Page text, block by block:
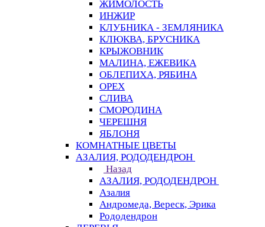
ЖИМОЛОСТЬ
ИНЖИР
КЛУБНИКА - ЗЕМЛЯНИКА
КЛЮКВА, БРУСНИКА
КРЫЖОВНИК
МАЛИНА, ЕЖЕВИКА
ОБЛЕПИХА, РЯБИНА
ОРЕХ
СЛИВА
СМОРОДИНА
ЧЕРЕШНЯ
ЯБЛОНЯ
КОМНАТНЫЕ ЦВЕТЫ
АЗАЛИЯ, РОДОДЕНДРОН
Назад
АЗАЛИЯ, РОДОДЕНДРОН
Азалия
Андромеда, Вереск, Эрика
Рододендрон